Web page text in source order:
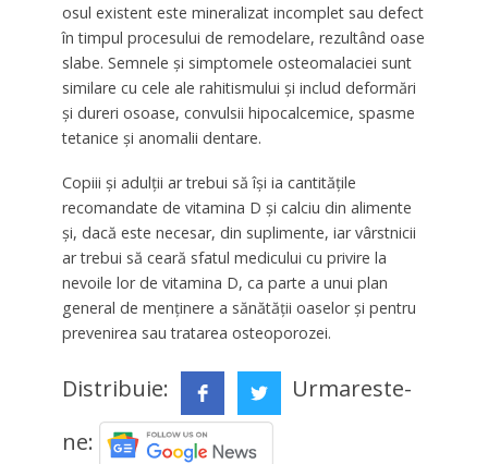
osul existent este mineralizat incomplet sau defect
în timpul procesului de remodelare, rezultând oase
slabe. Semnele și simptomele osteomalaciei sunt
similare cu cele ale rahitismului și includ deformări
și dureri osoase, convulsii hipocalcemice, spasme
tetanice și anomalii dentare.
Copiii și adulții ar trebui să își ia cantitățile
recomandate de vitamina D și calciu din alimente
și, dacă este necesar, din suplimente, iar vârstnicii
ar trebui să ceară sfatul medicului cu privire la
nevoile lor de vitamina D, ca parte a unui plan
general de menținere a sănătății oaselor și pentru
prevenirea sau tratarea osteoporozei.
Distribuie:
Urmareste-
ne: